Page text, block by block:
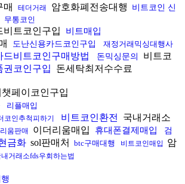
매 테더거래 암호화폐전송대행
비트코인 신
무통코인
비트코인구입 비트매입
도난신용카드코인구입 재정거래믹싱대행사
드비트코인구매방법 돈믹싱문의
비트코
권코인구입 돈세탁최저수수료
챗페이코인구입
리플매입
코인추척피하기 비트코인환전
국내거래소
움판매 이더리움매입 휴대폰결제매입
검
금화 sol판매처 btc구매대행 비트코인매입 암
내거래소fds우회하는법